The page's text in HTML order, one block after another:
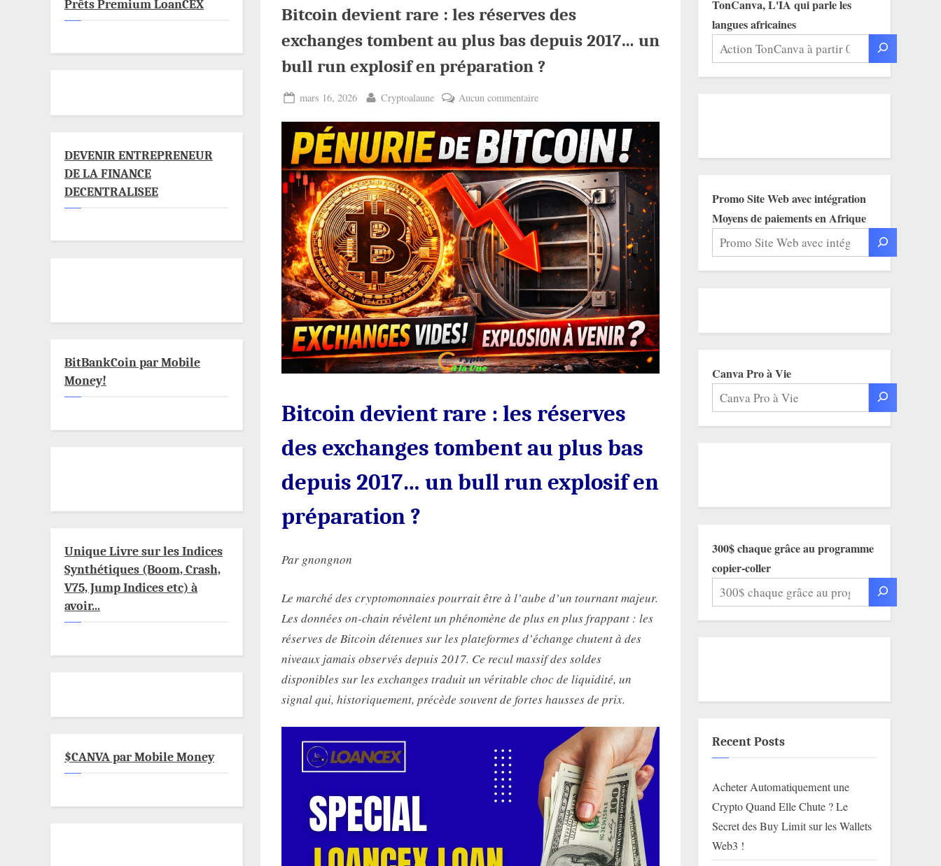
Bitcoin devient rare : les réserves des
exchanges tombent au plus bas depuis 2017… un
bull run explosif en préparation ?
Posted
mars 16, 2026 By
Cryptoalaune Aucun commentairesur
devient
rare
:
les
réserves
des
exchanges
tombent
au
plus
bas
depuis
2017…
un
bull
explosif
préparation
Bitcoin devient rare : les réserves
des exchanges tombent au plus bas
depuis 2017… un bull run explosif en
préparation ?
Par gnongnon
Le marché des cryptomonnaies pourrait être à l’aube d’un tournant majeur.
Les données on-chain révèlent un phénomène de plus en plus frappant : les
réserves de Bitcoin détenues sur les plateformes d’échange chutent à des
niveaux jamais observés depuis 2017. Ce recul massif des soldes
disponibles sur les exchanges traduit un véritable choc de liquidité, un
signal qui, historiquement, précède souvent de fortes hausses de prix.
Prêts Premium LoanCEX
DEVENIR ENTREPRENEUR
DE LA FINANCE
DECENTRALISEE
BitBankCoin par Mobile
Money!
Unique Livre sur les Indices
Synthétiques (Boom, Crash,
V75, Jump Indices etc) à
avoir...
$CANVA par Mobile Money
TonCanva, L'IA qui parle les
langues africaines
Promo Site Web avec intégration
Moyens de paiements en Afrique
Canva Pro à Vie
300$ chaque grâce au programme
copier-coller
Recent Posts
Acheter Automatiquement une
Crypto Quand Elle Chute ? Le
Secret des Buy Limit sur les Wallets
Web3 !